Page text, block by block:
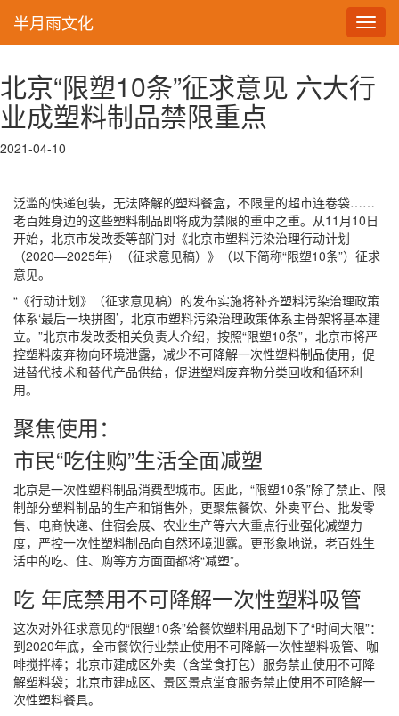
半月雨文化
北京“限塑10条”征求意见 六大行
业成塑料制品禁限重点
2021-04-10
泛滥的快递包装，无法降解的塑料餐盒，不限量的超市连卷袋……
老百姓身边的这些塑料制品即将成为禁限的重中之重。从11月10日
开始，北京市发改委等部门对《北京市塑料污染治理行动计划
（2020—2025年）（征求意见稿）》（以下简称“限塑10条”）征求
意见。
“《行动计划》（征求意见稿）的发布实施将补齐塑料污染治理政策
体系‘最后一块拼图’，北京市塑料污染治理政策体系主骨架将基本建
立。”北京市发改委相关负责人介绍，按照“限塑10条”，北京市将严
控塑料废弃物向环境泄露，减少不可降解一次性塑料制品使用，促
进替代技术和替代产品供给，促进塑料废弃物分类回收和循环利
用。
聚焦使用：
市民“吃住购”生活全面减塑
北京是一次性塑料制品消费型城市。因此，“限塑10条”除了禁止、限
制部分塑料制品的生产和销售外，更聚焦餐饮、外卖平台、批发零
售、电商快递、住宿会展、农业生产等六大重点行业强化减塑力
度，严控一次性塑料制品向自然环境泄露。更形象地说，老百姓生
活中的吃、住、购等方方面面都将“减塑”。
吃 年底禁用不可降解一次性塑料吸管
这次对外征求意见的“限塑10条”给餐饮塑料用品划下了“时间大限”：
到2020年底，全市餐饮行业禁止使用不可降解一次性塑料吸管、咖
啡搅拌棒；北京市建成区外卖（含堂食打包）服务禁止使用不可降
解塑料袋；北京市建成区、景区景点堂食服务禁止使用不可降解一
次性塑料餐具。